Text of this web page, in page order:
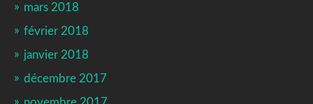
mars 2018
février 2018
janvier 2018
décembre 2017